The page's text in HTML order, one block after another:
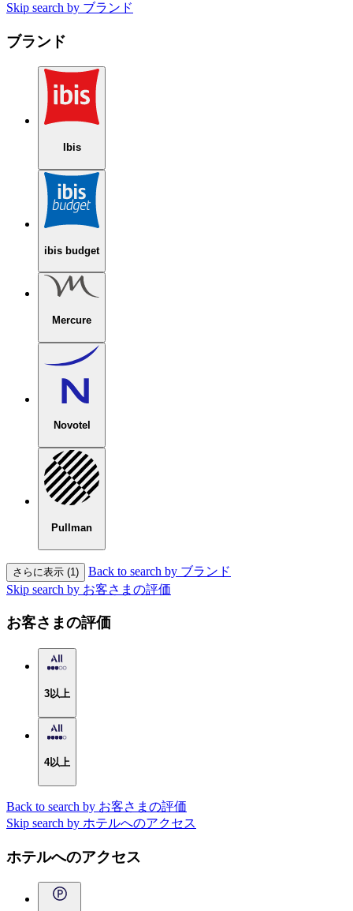
Skip search by ブランド
ブランド
Ibis
ibis budget
Mercure
Novotel
Pullman
さらに表示 (1)
Back to search by ブランド
Skip search by お客さまの評価
お客さまの評価
3以上
4以上
Back to search by お客さまの評価
Skip search by ホテルへのアクセス
ホテルへのアクセス